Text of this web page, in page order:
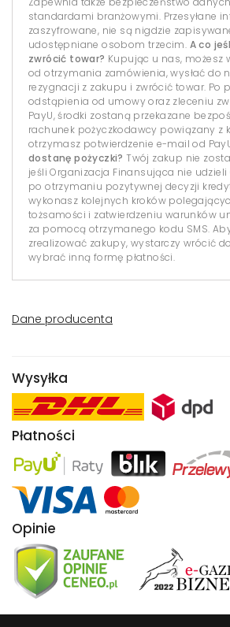
standardami branżowymi. Przesyłane
zaszyfrowane, nie są nigdzie
udostępniane osobom trzecim. A co
zwrócić towar? Kupując u nas, możesz
od otrzymania zamówienia, wysłać do
rezygnacji z zakupu i zwrócić towar. Po
odstąpienia od umowy oraz zleceniu
PayU, środki zostaną przekazane
rachunek pożyczkodawcy powiązany z
otrzymasz potwierdzenie e-mail od
dostanę pożyczki? Twój zakup nie
jeśli Organizacja Finansująca nie
po otrzymaniu pozytywnej decyzji
wykonasz kolejnych kroków
tożsamości i zatwierdzeniu warunków
za pomocą otrzymanego kodu SMS.
zrealizować zakupy, wystarczy wrócić
wybrać inną formę płatności.
Dane producenta
Wysyłka
Płatności
Opinie